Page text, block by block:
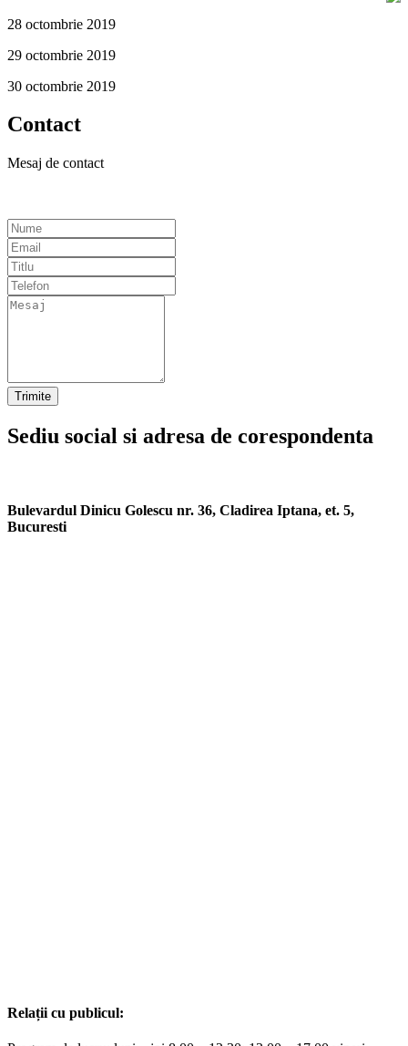
28 octombrie 2019
29 octombrie 2019
30 octombrie 2019
Contact
Mesaj de contact
Trimite
Sediu social si adresa de corespondenta
Bulevardul Dinicu Golescu nr. 36, Cladirea Iptana, et. 5,
Bucuresti
Relații cu publicul: